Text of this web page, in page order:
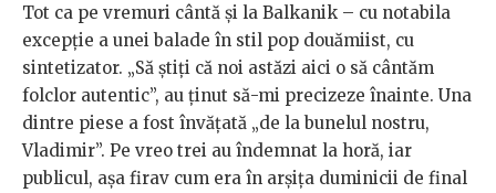
Tot ca pe vremuri cântă și la Balkanik – cu notabila
excepție a unei balade în stil pop douămiist, cu
sintetizator. „Să știți că noi astăzi aici o să cântăm
folclor autentic”, au ținut să-mi precizeze înainte. Una
dintre piese a fost învățată „de la bunelul nostru,
Vladimir”. Pe vreo trei au îndemnat la horă, iar
publicul, așa firav cum era în arșița duminicii de final